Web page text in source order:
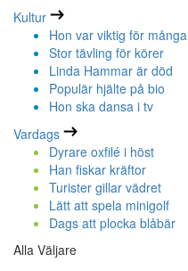
Kultur
Hon var viktig för många
Stor tävling för körer
Linda Hammar är död
Populär hjälte på bio
Hon ska dansa i tv
Vardags
Dyrare oxfilé i höst
Han fiskar kräftor
Turister gillar vädret
Lätt att spela minigolf
Dags att plocka blåbär
Alla Väljare